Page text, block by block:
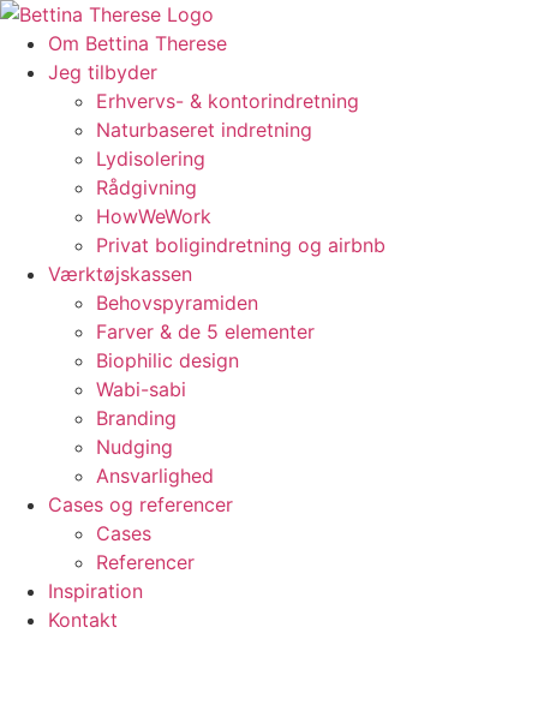
Videre
indhold
Om Bettina Therese
Jeg tilbyder
Erhvervs- & kontorindretning
Naturbaseret indretning
Lydisolering
Rådgivning
HowWeWork
Privat boligindretning og airbnb
Værktøjskassen
Behovspyramiden
Farver & de 5 elementer
Biophilic design
Wabi-sabi
Branding
Nudging
Ansvarlighed
Cases og referencer
Cases
Referencer
Inspiration
Kontakt